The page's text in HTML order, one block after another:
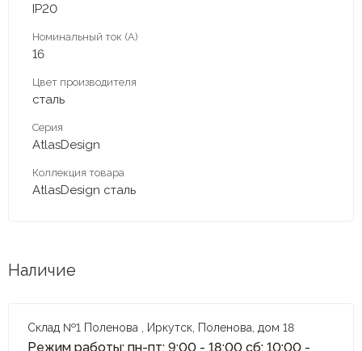
IP20
Номинальный ток (А)
16
Цвет производителя
сталь
Серия
AtlasDesign
Коллекция товара
AtlasDesign сталь
Наличие
Склад №1 Поленова , Иркутск, Поленова, дом 18
Режим работы: пн-пт: 9:00 - 18:00 сб: 10:00 -